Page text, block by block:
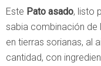
Este Pato asado, listo
sabia combinación de
en tierras sorianas, al
cantidad, con